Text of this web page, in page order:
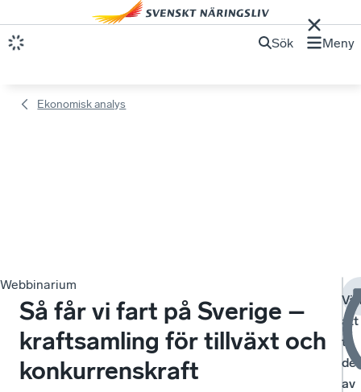
Sök Meny
Ekonomisk analys
Webbinarium
Så får vi fart på Sverige –
kraftsamling för tillväxt och
konkurrenskraft
att
ta
del
av